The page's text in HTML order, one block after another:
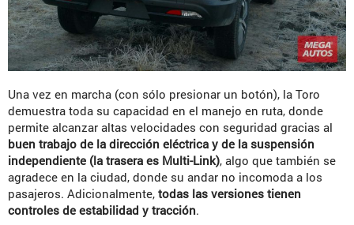
Una vez en marcha (con sólo presionar un botón), la Toro
demuestra toda su capacidad en el manejo en ruta, donde
permite alcanzar altas velocidades con seguridad gracias al
buen trabajo de la dirección eléctrica y de la suspensión
independiente (la trasera es Multi-Link), algo que también se
agradece en la ciudad, donde su andar no incomoda a los
pasajeros. Adicionalmente, todas las versiones tienen
controles de estabilidad y tracción.